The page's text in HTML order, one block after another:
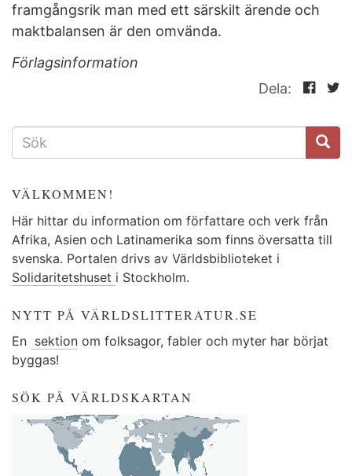
framgångsrik man med ett särskilt ärende och
maktbalansen är den omvända.
Förlagsinformation
Dela:
SÖKFORMULÄR
VÄLKOMMEN!
Här hittar du information om författare och verk från
Afrika, Asien och Latinamerika som finns översatta till
svenska. Portalen drivs av Världsbiblioteket i
Solidaritetshuset i Stockholm.
NYTT PÅ VÄRLDSLITTERATUR.SE
En sektion om folksagor, fabler och myter har börjat
byggas!
SÖK PÅ VÄRLDSKARTAN